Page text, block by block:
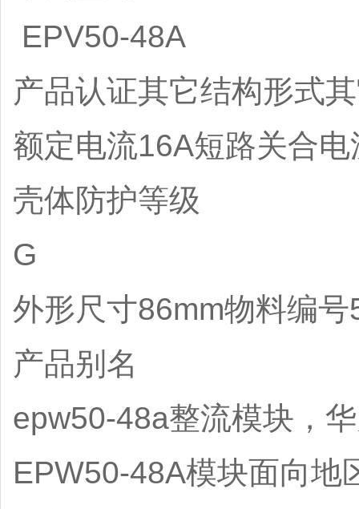
EPV50-48A
产品认证其它结构形式
额定电流16A短路关合
壳体防护等级
G
外形尺寸86mm物料编
产品别名
epw50-48a整流模块，
EPW50-48A模块面向地